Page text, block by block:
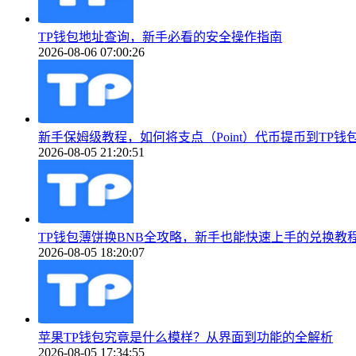
TP钱包地址查询，新手必看的安全操作指南
2026-08-06 07:00:26
新手保姆级教程，如何将支点（Point）代币提币到TP钱包
2026-08-05 21:20:51
TP钱包薄饼换BNB全攻略，新手也能快速上手的兑换教
2026-08-05 18:20:07
苹果TP钱包究竟是什么模样？从界面到功能的全解析
2026-08-05 17:34:55